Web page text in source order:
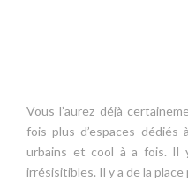
Vous l’aurez déjà
fois plus d’espaces dédiés
urbains et cool à a fois. Il
irrésisitibles. Il y a de la